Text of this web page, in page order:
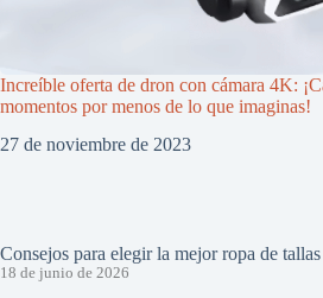
Increíble oferta de dron con cámara 4K:
momentos por menos de lo que imaginas!
27 de noviembre de 2023
Consejos para elegir la mejor ropa de
18 de junio de 2026